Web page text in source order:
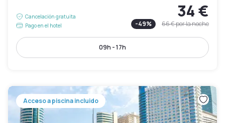
Cancelación gratuita
Pago en el hotel
34 €
-49% 66 €por la noche
09h - 17h
Acceso a piscina incluido